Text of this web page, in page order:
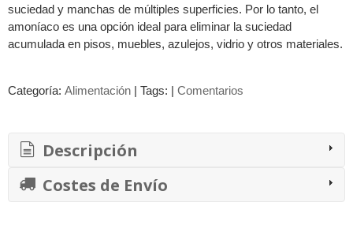
suciedad y manchas de múltiples superficies. Por lo tanto, el
amoníaco es una opción ideal para eliminar la suciedad
acumulada en pisos, muebles, azulejos, vidrio y otros materiales.
Categoría: Alimentación | Tags: | Comentarios
Descripción
Costes de Envío